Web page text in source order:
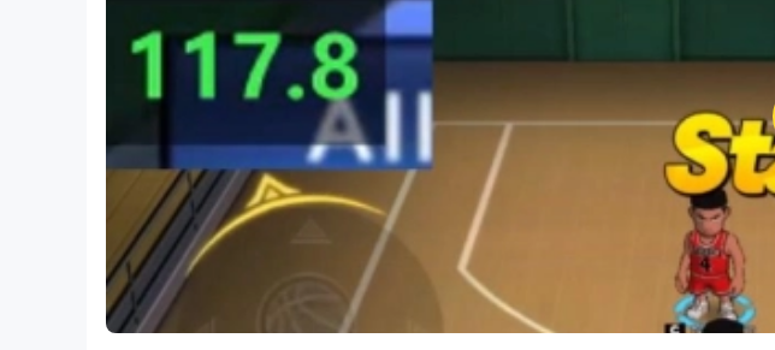
Различные способы управления.
Наслаждайтесь реалистичной русской средой с русскими и